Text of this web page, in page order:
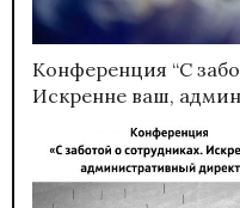
Конференция “С
Искренне ваш,